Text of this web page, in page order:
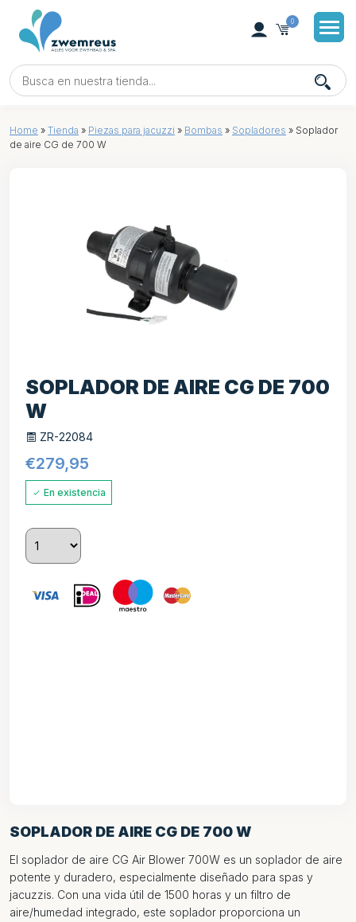
0
Home » Tienda » Piezas para jacuzzi » Bombas » Sopladores » Soplador
de aire CG de 700 W
SOPLADOR DE AIRE CG DE 700 W
El soplador de aire CG Air Blower 700W es un soplador de aire
potente y duradero, especialmente diseñado para spas y
jacuzzis. Con una vida útil de 1500 horas y un filtro de
aire/humedad integrado, este soplador proporciona un
SOPLADOR DE AIRE CG DE 700
W
ZR-22084
€279,95
En existencia